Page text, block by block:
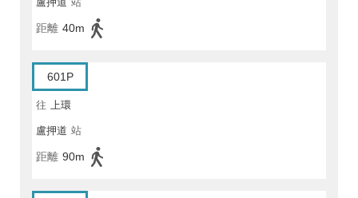
距離 40m
601P
往 上環
盧押道 站
距離 90m